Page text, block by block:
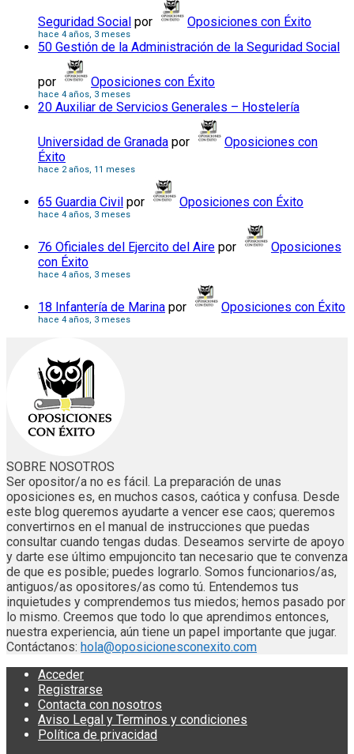
Seguridad Social por Oposiciones con Éxito
hace 4 años, 3 meses
50 Gestión de la Administración de la Seguridad Social
por Oposiciones con Éxito
hace 4 años, 3 meses
20 Auxiliar de Servicios Generales – Hostelería
Universidad de Granada por
Oposiciones con
Éxito
hace 2 años, 11 meses
65 Guardia Civil por Oposiciones con Éxito
hace 4 años, 3 meses
76 Oficiales del Ejercito del Aire por
Oposiciones
con Éxito
hace 4 años, 3 meses
18 Infantería de Marina por Oposiciones con Éxito
hace 4 años, 3 meses
SOBRE NOSOTROS
Ser opositor/a no es fácil. La preparación de unas
oposiciones es, en muchos casos, caótica y confusa. Desde
este blog queremos ayudarte a vencer ese caos; queremos
convertirnos en el manual de instrucciones que puedas
consultar cuando tengas dudas. Deseamos servirte de apoyo
y darte ese último empujoncito tan necesario que te convenza
de que es posible; puedes lograrlo. Somos funcionarios/as,
antiguos/as opositores/as como tú. Entendemos tus
inquietudes y comprendemos tus miedos; hemos pasado por
lo mismo. Creemos que todo lo que aprendimos entonces,
nuestra experiencia, aún tiene un papel importante que jugar.
Contáctanos: hola@oposicionesconexito.com
Acceder
Registrarse
Contacta con nosotros
Aviso Legal y Terminos y condiciones
Política de privacidad